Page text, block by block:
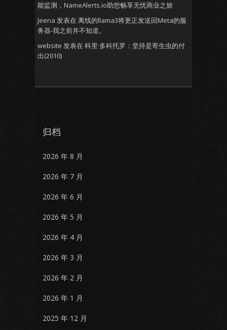
能监测，NameAlerts.io助您畅享无忧商业之旅
Jeena 发表在 离线的llama3将更正发送回Meta的服
务器-我之前并不知道。
website 发表在 科里·多科托罗：坚持是寄生虫的付
出(2010)
归档
2026 年 8 月
2026 年 7 月
2026 年 6 月
2026 年 5 月
2026 年 4 月
2026 年 3 月
2026 年 2 月
2026 年 1 月
2025 年 12 月